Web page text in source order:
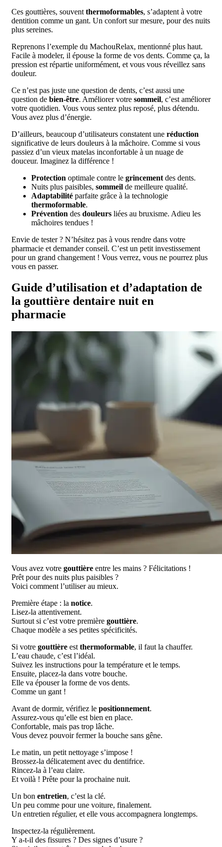
Ces gouttières, souvent thermoformables, s’adaptent à votre
dentition comme un gant. Un confort sur mesure, pour des nuits
plus sereines.
Reprenons l’exemple du MachouRelax, mentionné plus haut.
Facile à modeler, il épouse la forme de vos dents. Comme ça, la
pression est répartie uniformément, et vous vous réveillez sans
douleur.
Ce n’est pas juste une question de dents, c’est aussi une
question de bien-être. Améliorer votre sommeil, c’est améliorer
votre quotidien. Vous vous sentez plus reposé, plus détendu.
Vous avez plus d’énergie.
D’ailleurs, beaucoup d’utilisateurs constatent une réduction
significative de leurs douleurs à la mâchoire. Comme si vous
passiez d’un vieux matelas inconfortable à un nuage de
douceur. Imaginez la différence !
Protection optimale contre le grincement des dents.
Nuits plus paisibles, sommeil de meilleure qualité.
Adaptabilité parfaite grâce à la technologie
thermoformable.
Prévention des douleurs liées au bruxisme. Adieu les
mâchoires tendues !
Envie de tester ? N’hésitez pas à vous rendre dans votre
pharmacie et demander conseil. C’est un petit investissement
pour un grand changement ! Vous verrez, vous ne pourrez plus
vous en passer.
Guide d’utilisation et d’adaptation de
la gouttière dentaire nuit en
pharmacie
Vous avez votre gouttière entre les mains ? Félicitations !
Prêt pour des nuits plus paisibles ?
Voici comment l’utiliser au mieux.
Première étape : la notice.
Lisez-la attentivement.
Surtout si c’est votre première gouttière.
Chaque modèle a ses petites spécificités.
Si votre gouttière est thermoformable, il faut la chauffer.
L’eau chaude, c’est l’idéal.
Suivez les instructions pour la température et le temps.
Ensuite, placez-la dans votre bouche.
Elle va épouser la forme de vos dents.
Comme un gant !
Avant de dormir, vérifiez le positionnement.
Assurez-vous qu’elle est bien en place.
Confortable, mais pas trop lâche.
Vous devez pouvoir fermer la bouche sans gêne.
Le matin, un petit nettoyage s’impose !
Brossez-la délicatement avec du dentifrice.
Rincez-la à l’eau claire.
Et voilà ! Prête pour la prochaine nuit.
Un bon entretien, c’est la clé.
Un peu comme pour une voiture, finalement.
Un entretien régulier, et elle vous accompagnera longtemps.
Inspectez-la régulièrement.
Y a-t-il des fissures ? Des signes d’usure ?